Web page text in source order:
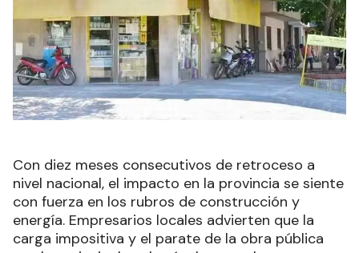
Con diez meses consecutivos de retroceso a
nivel nacional, el impacto en la provincia se siente
con fuerza en los rubros de construcción y
energía. Empresarios locales advierten que la
carga impositiva y el parate de la obra pública